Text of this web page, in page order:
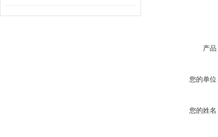
产品
您的单位
您的姓名